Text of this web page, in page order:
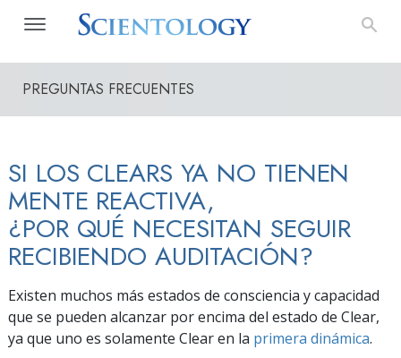
PREGUNTAS FRECUENTES
SI LOS CLEARS YA NO TIENEN
MENTE REACTIVA,
¿POR QUÉ NECESITAN SEGUIR
RECIBIENDO AUDITACIÓN?
Existen muchos más estados de consciencia y capacidad
que se pueden alcanzar por encima del estado de Clear,
ya que uno es solamente Clear en la primera dinámica.